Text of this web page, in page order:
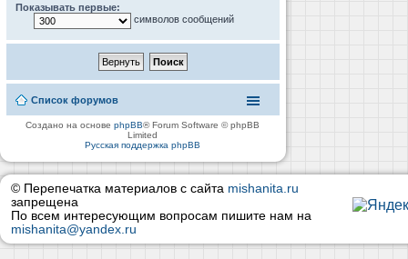
Показывать первые:
символов сообщений
Список форумов
Создано на основеphpBB® Forum Software © phpBB
Limited
Русская поддержка phpBB
© Перепечатка материалов с сайта mishanita.ru
запрещена
По всем интересующим вопросам пишите нам на
mishanita@yandex.ru